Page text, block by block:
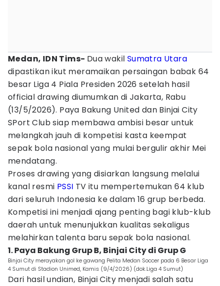
Medan, IDN Tims- Dua wakil Sumatra Utara
dipastikan ikut meramaikan persaingan babak 64
besar Liga 4 Piala Presiden 2026 setelah hasil
official drawing diumumkan di Jakarta, Rabu
(13/5/2026). Paya Bakung United dan Binjai City
SPort Club siap membawa ambisi besar untuk
melangkah jauh di kompetisi kasta keempat
sepak bola nasional yang mulai bergulir akhir Mei
mendatang.
Proses drawing yang disiarkan langsung melalui
kanal resmi PSSI TV itu mempertemukan 64 klub
dari seluruh Indonesia ke dalam 16 grup berbeda.
Kompetisi ini menjadi ajang penting bagi klub-klub
daerah untuk menunjukkan kualitas sekaligus
melahirkan talenta baru sepak bola nasional.
1. Paya Bakung Grup B, Binjai City di Grup G
Binjai City merayakan gol ke gawang Pelita Medan Soccer pada 6 Besar Liga
4 Sumut di Stadion Unimed, Kamis (9/4/2026) (dok.Liga 4 Sumut)
Dari hasil undian, Binjai City menjadi salah satu